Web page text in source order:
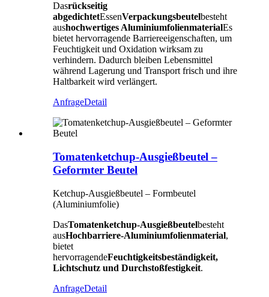
Dasrückseitig
abgedichtetEssenVerpackungsbeutelbesteht
aushochwertiges AluminiumfolienmaterialEs
bietet hervorragende Barriereeigenschaften, um
Feuchtigkeit und Oxidation wirksam zu
verhindern. Dadurch bleiben Lebensmittel
während Lagerung und Transport frisch und ihre
Haltbarkeit wird verlängert.
AnfrageDetail
Tomatenketchup-Ausgießbeutel –
Geformter Beutel
Ketchup-Ausgießbeutel – Formbeutel
(Aluminiumfolie)
DasTomatenketchup-Ausgießbeutelbesteht
ausHochbarriere-Aluminiumfolienmaterial,
bietet
hervorragendeFeuchtigkeitsbeständigkeit,
Lichtschutz und Durchstoßfestigkeit.
AnfrageDetail